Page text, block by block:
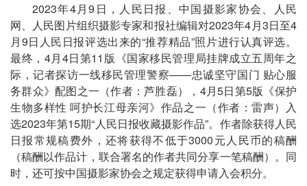
2023年4月9日，人民日报、中国摄影家协会、人民
网、人民图片组织摄影专家和报社编辑对2023年4月3日至4
月9日人民日报评选出来的“推荐精品”照片进行认真评选。
最终，4月4日第11版《国家移民管理局挂牌成立五周年之
际，记者探访一线移民管理警察——忠诚坚守国门 贴心服
务群众》配图之一（作者：芦胜磊），4月5日第5版《保护
生物多样性 呵护长江母亲河》作品之一（作者：雷声）入
选2023年第15期“人民日报收藏摄影作品”。作者除获得人民
日报常规稿费外，还将获得不低于3000元人民币的稿酬
（稿酬以作品计，联合署名的作者共同分享一笔稿酬）。同
时，还可按中国摄影家协会之规定获得申请入会积分。